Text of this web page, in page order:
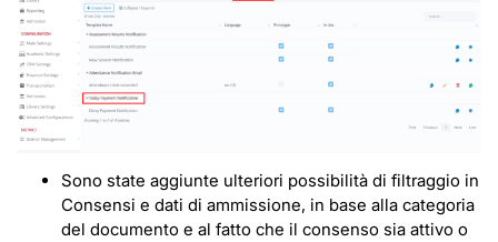
Sono state aggiunte ulteriori possibilità di filtraggio in
Consensi e dati di ammissione, in base alla categoria
del documento e al fatto che il consenso sia attivo o